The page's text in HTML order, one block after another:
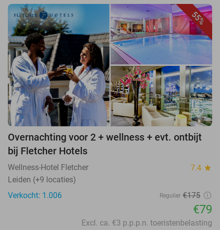
55%
favorite_border
Overnachting voor 2 + wellness + evt. ontbijt
bij Fletcher Hotels
Wellness-Hotel Fletcher 7.4 star
Leiden (+9 locaties)
Verkocht: 1.006
Regulier €175
€79
Excl. ca. €3 p.p.p.n. toeristenbelasting